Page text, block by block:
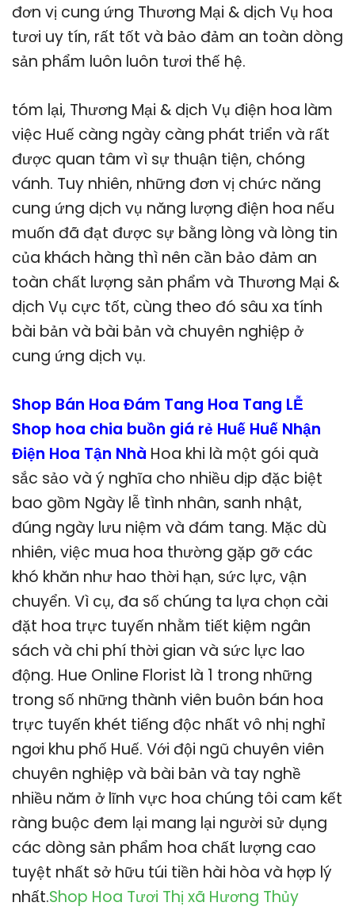
đơn vị cung ứng Thương Mại & dịch Vụ hoa
tươi uy tín, rất tốt và bảo đảm an toàn dòng
sản phẩm luôn luôn tươi thế hệ.
tóm lại, Thương Mại & dịch Vụ điện hoa làm
việc Huế càng ngày càng phát triển và rất
được quan tâm vì sự thuận tiện, chóng
vánh. Tuy nhiên, những đơn vị chức năng
cung ứng dịch vụ năng lượng điện hoa nếu
muốn đã đạt được sự bằng lòng và lòng tin
của khách hàng thì nên cần bảo đảm an
toàn chất lượng sản phẩm và Thương Mại &
dịch Vụ cực tốt, cùng theo đó sâu xa tính
bài bản và bài bản và chuyên nghiệp ở
cung ứng dịch vụ.
Shop Bán Hoa Đám Tang Hoa Tang LỄ
Shop hoa chia buồn giá rẻ Huế Huế Nhận
Điện Hoa Tận Nhà Hoa khi là một gói quà
sắc sảo và ý nghĩa cho nhiều dịp đặc biệt
bao gồm Ngày lễ tình nhân, sanh nhật,
đúng ngày lưu niệm và đám tang. Mặc dù
nhiên, việc mua hoa thường gặp gỡ các
khó khăn như hao thời hạn, sức lực, vận
chuyển. Vì cụ, đa số chúng ta lựa chọn cài
đặt hoa trực tuyến nhằm tiết kiệm ngân
sách và chi phí thời gian và sức lực lao
động. Hue Online Florist là 1 trong những
trong số những thành viên buôn bán hoa
trực tuyến khét tiếng độc nhất vô nhị nghỉ
ngơi khu phố Huế. Với đội ngũ chuyên viên
chuyên nghiệp và bài bản và tay nghề
nhiều năm ở lĩnh vực hoa chúng tôi cam kết
ràng buộc đem lại mang lại người sử dụng
các dòng sản phẩm hoa chất lượng cao
tuyệt nhất sở hữu túi tiền hài hòa và hợp lý
nhất.Shop Hoa Tươi Thị xã Hương Thủy